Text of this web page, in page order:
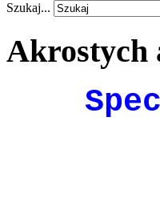
Szukaj...
Akrostych